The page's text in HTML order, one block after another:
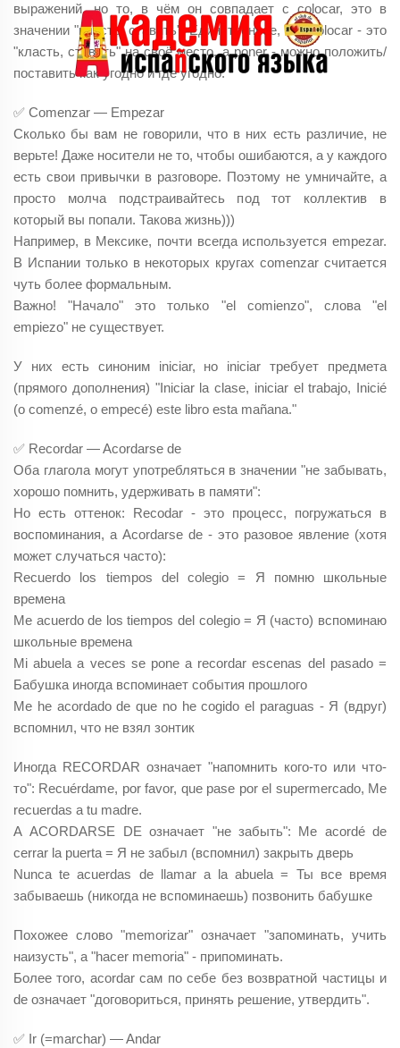
выражений, но то, в чём он совпадает с colocar, это в
значении "класть, ставить". Единственное, что colocar - это
"класть, ставить" на своё место, а poner - можно положить/
поставить как угодно и где угодно.
✅ Comenzar — Empezar
Сколько бы вам не говорили, что в них есть различие, не
верьте! Даже носители не то, чтобы ошибаются, а у каждого
есть свои привычки в разговоре. Поэтому не умничайте, а
просто молча подстраивайтесь под тот коллектив в
который вы попали. Такова жизнь)))
Например, в Мексике, почти всегда используется empezar.
B Испании только в некоторых кругах comenzar считается
чуть более формальным.
Важно! "Начало" это только "el comienzo", слова "el
empiezo" не существует.
У них есть синоним iniciar, но iniciar требует предмета
(прямого дополнения) "Iniciar la clase, iniciar el trabajo, Inicié
(o comenzé, o empecé) este libro esta mañana."
✅ Recordar — Acordarse de
Оба глагола могут употребляться в значении "не забывать,
хорошо помнить, удерживать в памяти":
Но есть оттенок: Recodar - это процесс, погружаться в
воспоминания, а Acordarse de - это разовое явление (хотя
может случаться часто):
Recuerdo los tiempos del colegio = Я помню школьные
времена
Me acuerdo de los tiempos del colegio = Я (часто) вспоминаю
школьные времена
Mi abuela a veces se pone a recordar escenas del pasado =
Бабушка иногда вспоминает события прошлого
Me he acordado de que no he cogido el paraguas - Я (вдруг)
вспомнил, что не взял зонтик
Иногда RECORDAR означает "напомнить кого-то или что-
то": Recuérdame, por favor, que pase por el supermercado, Me
recuerdas a tu madre.
А ACORDARSE DE означает "не забыть": Me acordé de
cerrar la puerta = Я не забыл (вспомнил) закрыть дверь
Nunca te acuerdas de llamar a la abuela = Ты все время
забываешь (никогда не вспоминаешь) позвонить бабушке
Похожее слово "memorizar" означает "запоминать, учить
наизусть", а "hacer memoria" - припоминать.
Более того, acordar сам по себе без возвратной частицы и
de означает "договориться, принять решение, утвердить".
✅ Ir (=marchar) — Andar